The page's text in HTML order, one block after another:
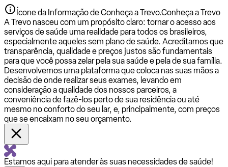
Ícone da Informação de Conheça a Trevo.Conheça a Trevo
A Trevo nasceu com um propósito claro: tornar o acesso aos
serviços de saúde uma realidade para todos os brasileiros,
especialmente aqueles sem plano de saúde. Acreditamos que
transparência, qualidade e preços justos são fundamentais
para que você possa zelar pela sua saúde e pela de sua família.
Desenvolvemos uma plataforma que coloca nas suas mãos a
decisão de onde realizar seus exames, levando em
consideração a qualidade dos nossos parceiros, a
conveniência de fazê-los perto de sua residência ou até
mesmo no conforto do seu lar, e, principalmente, com preços
que se encaixam no seu orçamento.
Estamos aqui para atender às suas necessidades de saúde!